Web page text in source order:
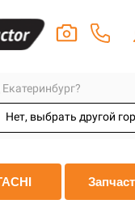
Нет, выбрать другой